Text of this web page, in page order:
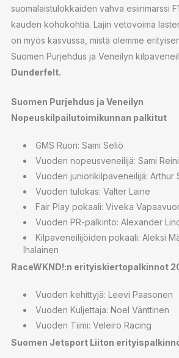
suomalaistulokkaiden vahva esiinmarssi
kauden kohokohtia. Lajin vetovoima
on myös kasvussa, mistä olemme
Suomen Purjehdus ja Veneilyn
Dunderfelt.
Suomen Purjehdus ja Veneilyn
Nopeuskilpailutoimikunnan palkitut
GMS Ruori: Sami Seliö
Vuoden nopeusveneilijä: Sami
Vuoden juniorikilpaveneilijä: Arthur
Vuoden tulokas: Valter Laine
Fair Play pokaali: Viveka
Vuoden PR-palkinto: Alexander
Kilpaveneilijöiden pokaali: Aleksi
Ihalainen
RaceWKND!:n erityiskiertopalkinnot
Vuoden kehittyjä: Leevi Paasonen
Vuoden Kuljettaja: Noel Vänttinen
Vuoden Tiimi: Veleiro Racing
Suomen Jetsport Liiton